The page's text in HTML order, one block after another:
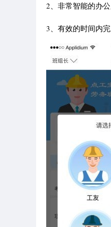
2、非常智能的办
3、有效的时间内